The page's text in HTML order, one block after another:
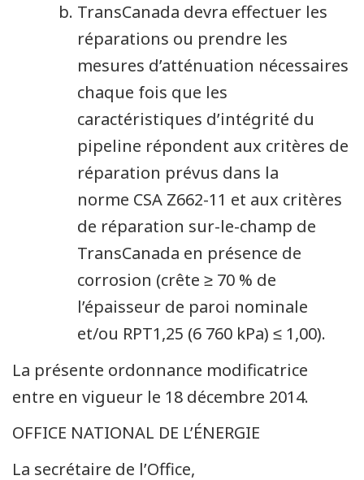
TransCanada devra effectuer les
réparations ou prendre les
mesures d’atténuation nécessaires
chaque fois que les
caractéristiques d’intégrité du
pipeline répondent aux critères de
réparation prévus dans la
norme CSA Z662-11 et aux critères
de réparation sur-le-champ de
TransCanada en présence de
corrosion (crête ≥ 70 % de
l’épaisseur de paroi nominale
et/ou RPT1,25 (6 760 kPa) ≤ 1,00).
La présente ordonnance modificatrice
entre en vigueur le 18 décembre 2014.
OFFICE NATIONAL DE L’ÉNERGIE
La secrétaire de l’Office,